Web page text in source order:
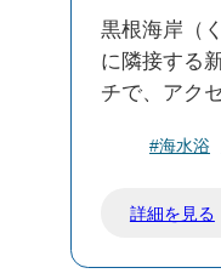
御蔵沢明神
泊御途口大
野伏若御子
早嶋太前御
淡井姫后明神
鵜渡根后明
黒根海岸（
に隣接する
チで、アク
です。
🌊 特徴と魅力
#海水浴
詳細を見る